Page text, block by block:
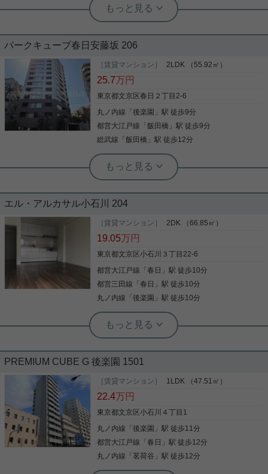
根津駅前センター（実用根津ホーム株式会社 根津駅前センター） スタ
★１００㎡超タワーマンション、ペッ
ご覧いただき有難うございます。 ペット飼育相談可
能！！ フロントサービスありでオートロックを完備
けます。 スーパー・コンビニが近くに多くございま
すので、お買い物にも便利です！！
小石川４丁目の３LDKの物件が賃貸で
☆ペット相談可☆１００㎡超３LDK☆
こだわりポイント満載の小石川パークタワー。ロー
があるのもポイント。室内設備はシステムキッチ
ン・エアコンなどが揃っており、とても充実してい
ます。セキュリティ面は、24時間有人管理・24時間
緊急通報システムなどを備え付けているので安心し
て暮らせます。駐輪場付きの物件です。バルコニー
パークキューブ春日安藤坂 206
［賃貸マンション］ 2LDK （55.92㎡）
25.7万円
東京都文京区春日２丁目2-6
丸ノ内線 「後楽園 」駅 徒歩9分
都営大江戸線 「飯田橋 」駅 徒歩9分
総武線 「飯田橋 」駅 徒歩12分
実用春日ホーム 茗荷谷店 堀田枝里
ペット飼育相談可能☆南西向きの
をご紹介です！ リビングは南西向き☆ キッチンも約
3帖と、ゆったりしたスペースです！ 3口ガスコンロ
にグリル付き、浴室乾燥機に追焚機能と、 室内設備
も充実した物件です！ ペットの飼育も可能！ もちろ
セキュリティ面も安心！！ お気軽にお問い合わせく
ださいませ！ ★お電話でのご相談もお気軽にどうぞ
★ 実用春日ホーム株式会社 茗荷谷店 TEL：03-
6902-5021
詳細を見る
エル・アルカサル小石川 204
［賃貸マンション］ 2DK （66.85㎡）
19.05万円
東京都文京区小石川３丁目22-6
都営大江戸線 「春日 」駅 徒歩10分
都営三田線 「春日 」駅 徒歩10分
丸ノ内線 「後楽園 」駅 徒歩10分
実用春日ホーム 富坂サテライト デヘスースパトリシオ恒樹
2面採光 出窓 玄関ホール 給湯 洗面化粧
近くて便利。徒歩3分の距離に東京学芸大学附属竹
早中学校があるのも魅力。室内設備は洗面化粧台・
浴室乾燥機などが揃っており、とても充実していま
す。こちらのマンションからは2駅が近くにあり、
件です。文京区エリアや都営大江戸線春日付近での
新生活をお考えなら、お部屋探しは当社にお任せ下
さい。当社でなら素敵なお部屋がきっと見つかりま
す。
写真(9)
詳細を見る
PREMIUM CUBE G 後楽園 1501
［賃貸マンション］ 1LDK （47.51㎡）
22.4万円
東京都文京区小石川４丁目1
丸ノ内線 「後楽園 」駅 徒歩11分
都営大江戸線 「春日 」駅 徒歩12分
丸ノ内線 「茗荷谷 」駅 徒歩12分